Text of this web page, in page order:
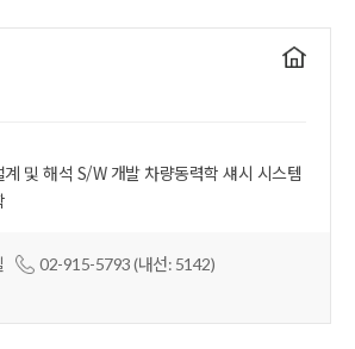
연구실
및 해석 S/W 개발 차량동력학 섀시 시스템
02-915-5793 (내선: 5142)